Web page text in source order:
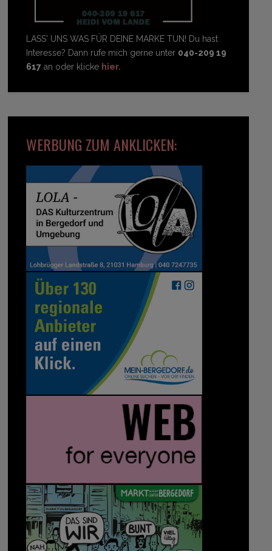
LASS' UNS WAS FÜR DEINE MARKE TUN! Du hast
Interesse? Dann rufe mich gerne unter 040-209 19
617 an oder klicke hier.
WERBUNG ZUM ANKLICKEN: